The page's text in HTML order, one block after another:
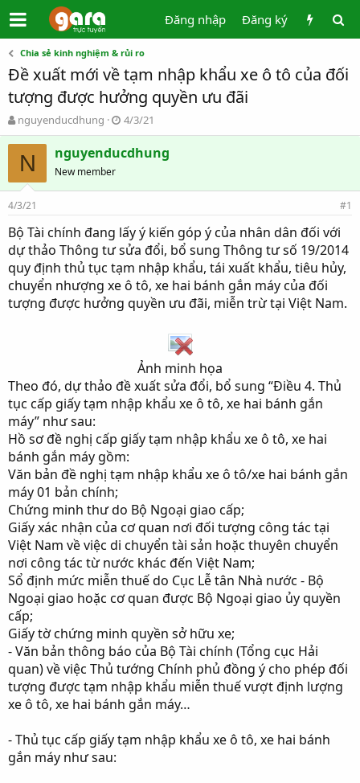
Đăng nhập Đăng ký
Chia sẻ kinh nghiệm & rủi ro
Đề xuất mới về tạm nhập khẩu xe ô tô của đối
tượng được hưởng quyền ưu đãi
T
h
r
e
d
s
a
r
t
r
nguyenducdhung
N
g
à
y
ử
4/3/21
N nguyenducdhung
New member
4/3/21 #1
Bộ Tài chính đang lấy ý kiến góp ý của nhân dân đối với
dự thảo Thông tư sửa đổi, bổ sung Thông tư số 19/2014
quy định thủ tục tạm nhập khẩu, tái xuất khẩu, tiêu hủy,
chuyển nhượng xe ô tô, xe hai bánh gắn máy của đối
tượng được hưởng quyền ưu đãi, miễn trừ tại Việt Nam.
Ảnh minh họa​
Theo đó, dự thảo đề xuất sửa đổi, bổ sung “Điều 4. Thủ
tục cấp giấy tạm nhập khẩu xe ô tô, xe hai bánh gắn
máy” như sau:
Hồ sơ đề nghị cấp giấy tạm nhập khẩu xe ô tô, xe hai
bánh gắn máy gồm:
Văn bản đề nghị tạm nhập khẩu xe ô tô/xe hai bánh gắn
máy 01 bản chính;
Chứng minh thư do Bộ Ngoại giao cấp;
Giấy xác nhận của cơ quan nơi đối tượng công tác tại
Việt Nam về việc di chuyển tài sản hoặc thuyên chuyển
nơi công tác từ nước khác đến Việt Nam;
Sổ định mức miễn thuế do Cục Lễ tân Nhà nước - Bộ
Ngoại giao hoặc cơ quan được Bộ Ngoại giao ủy quyền
cấp;
Giấy tờ chứng minh quyền sở hữu xe;
- Văn bản thông báo của Bộ Tài chính (Tổng cục Hải
quan) về việc Thủ tướng Chính phủ đồng ý cho phép đối
tượng được tạm nhập khẩu miễn thuế vượt định lượng
xe ô tô, xe hai bánh gắn máy…
- Thủ tục cấp giấy tạm nhập khẩu xe ô tô, xe hai bánh
gắn máy như sau: